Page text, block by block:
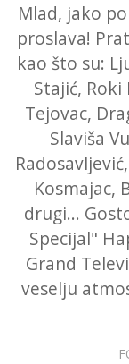
Mlad, jako
proslava!
kao što su:
Stajić, Roki
Tejovac,
Slaviša
Kosmajac,
drugi...
Specijal"
Grand
veselju